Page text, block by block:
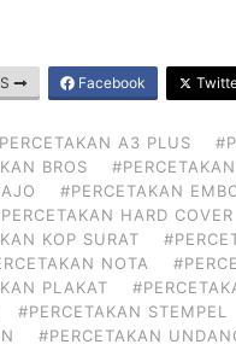
Facebook
A3 PLUS
BROS
#PERCETAKAN
HARD COVER
KOP SURAT
NOTA
PLAKAT
#PERCETAKAN STEMPEL
#PERCETAKAN